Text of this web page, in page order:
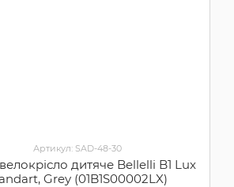
Артикул: SAD-48-30
дитяче Bellelli B1 Lux
Grey (01B1S00002LX)